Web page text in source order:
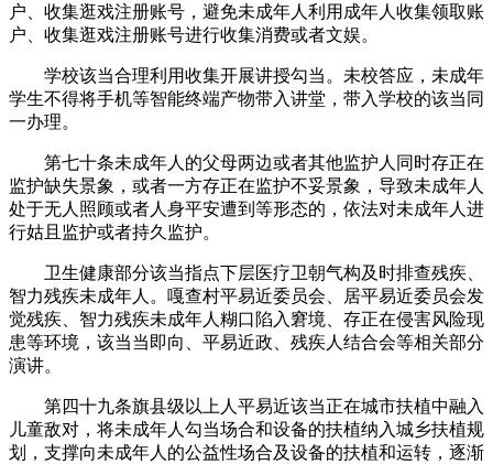
户、收集逛戏注册账号，避免未成年人利用成年人收集领取账
户、收集逛戏注册账号进行收集消费或者文娱。
学校该当合理利用收集开展讲授勾当。未校答应，未成年
学生不得将手机等智能终端产物带入讲堂，带入学校的该当同
一办理。
第七十条未成年人的父母两边或者其他监护人同时存正在
监护缺失景象，或者一方存正在监护不妥景象，导致未成年人
处于无人照顾或者人身平安遭到等形态的，依法对未成年人进
行姑且监护或者持久监护。
卫生健康部分该当指点下层医疗卫朝气构及时排查残疾、
智力残疾未成年人。嘎查村平易近委员会、居平易近委员会发
觉残疾、智力残疾未成年人糊口陷入窘境、存正在侵害风险现
患等环境，该当当即向、平易近政、残疾人结合会等相关部分
演讲。
第四十九条旗县级以上人平易近该当正在城市扶植中融入
儿童敌对，将未成年人勾当场合和设备的扶植纳入城乡扶植规
划，支撑向未成年人的公益性场合及设备的扶植和运转，逐渐